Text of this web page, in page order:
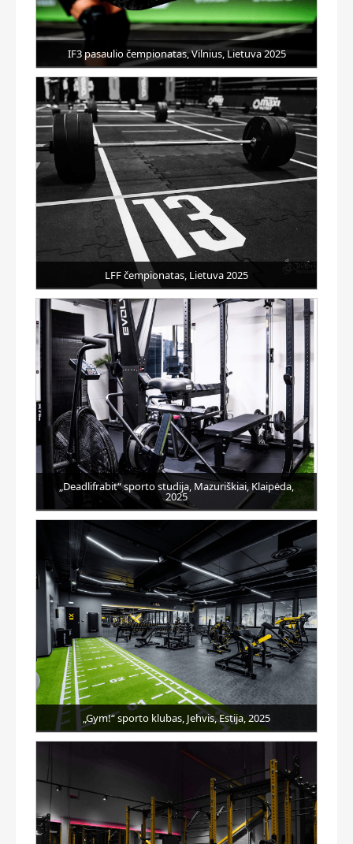
IF3 pasaulio čempionatas, Vilnius, Lietuva 2025
LFF čempionatas, Lietuva 2025
„Deadlifrabit“ sporto studija, Mazuriškiai, Klaipėda,
2025
„Gym!“ sporto klubas, Jehvis, Estija, 2025